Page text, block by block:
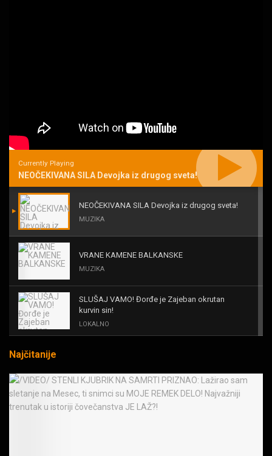
Currently Playing
NEOČEKIVANA SILA Devojka iz drugog sveta!
NEOČEKIVANA SILA Devojka iz drugog sveta!
MUZIKA
VRANE KAMENE BALKANSKE
MUZIKA
SLUŠAJ VAMO! Đorđe je Zajeban okrutan
kurvin sin!
LOKALNO
Black Sabbath for all us?!
Najčitanije